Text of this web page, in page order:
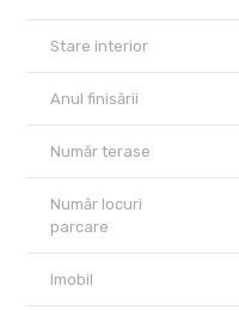
Stare interior
Anul finisării
Număr terase
Număr locuri
parcare
Imobil